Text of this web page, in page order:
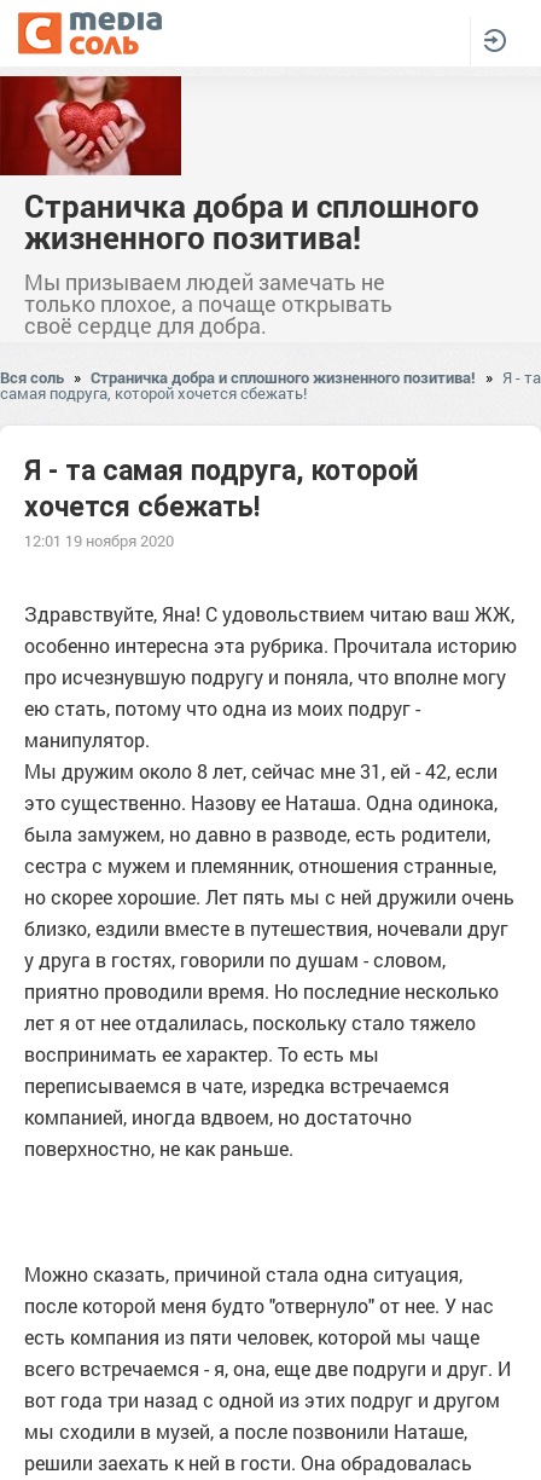
Страничка добра и сплошного
жизненного позитива!
Мы призываем людей замечать не
только плохое, а почаще открывать
своё сердце для добра.
Вся соль » Страничка добра и сплошного жизненного позитива! » Я - та
самая подруга, которой хочется сбежать!
Я - та самая подруга, которой
хочется сбежать!
12:01 19 ноября 2020
Здравствуйте, Яна! С удовольствием читаю ваш ЖЖ,
особенно интересна эта рубрика. Прочитала историю
про исчезнувшую подругу и поняла, что вполне могу
ею стать, потому что одна из моих подруг -
манипулятор.
Мы дружим около 8 лет, сейчас мне 31, ей - 42, если
это существенно. Назову ее Наташа. Одна одинока,
была замужем, но давно в разводе, есть родители,
сестра с мужем и племянник, отношения странные,
но скорее хорошие. Лет пять мы с ней дружили очень
близко, ездили вместе в путешествия, ночевали друг
у друга в гостях, говорили по душам - словом,
приятно проводили время. Но последние несколько
лет я от нее отдалилась, поскольку стало тяжело
воспринимать ее характер. То есть мы
переписываемся в чате, изредка встречаемся
компанией, иногда вдвоем, но достаточно
поверхностно, не как раньше.
Можно сказать, причиной стала одна ситуация,
после которой меня будто "отвернуло" от нее. У нас
есть компания из пяти человек, которой мы чаще
всего встречаемся - я, она, еще две подруги и друг. И
вот года три назад с одной из этих подруг и другом
мы сходили в музей, а после позвонили Наташе,
решили заехать к ней в гости. Она обрадовалась